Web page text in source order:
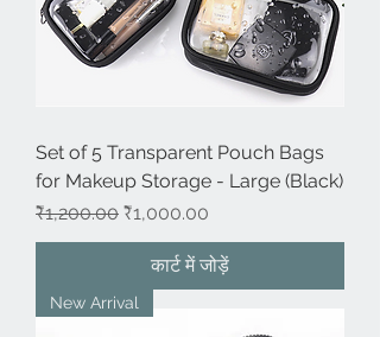
Set of 5 Transparent Pouch Bags
for Makeup Storage - Large (Black)
नियमित मूल्य
₹1,200.00 बिक्री मूल्य
₹1,000.00
कार्ट में जोड़ें
New Arrival